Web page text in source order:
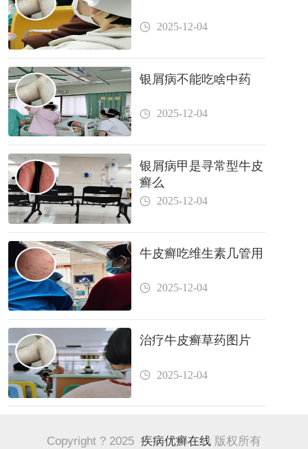
2025-12-04
银屑病不能吃啥中药
2025-12-04
银屑病甲是寻常型牛皮
癣么
2025-12-04
牛皮癣吃维生素几管用
2025-12-04
治疗牛皮癣草药图片
2025-12-04
Copyright ? 2025 疾病优癣在线 版权所有